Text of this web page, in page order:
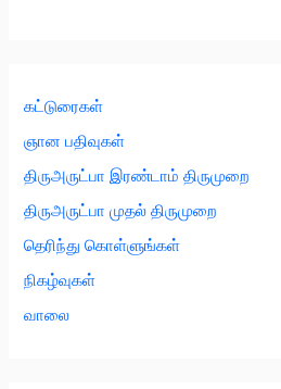
கட்டுரைகள்
ஞான பதிவுகள்
திருஅருட்பா இரண்டாம் திருமுறை
திருஅருட்பா முதல் திருமுறை
தெரிந்து கொள்ளுங்கள்
நிகழ்வுகள்
வாலை